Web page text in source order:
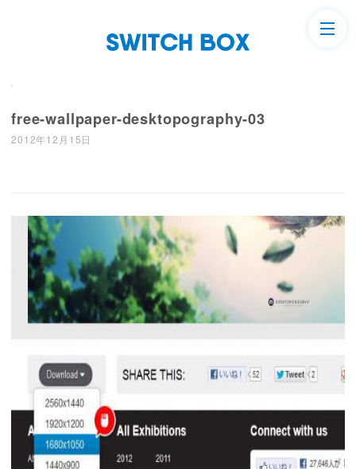
free-wallpaper-desktopography-03
2012年12月15日